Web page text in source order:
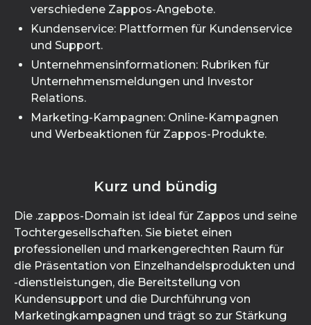
verschiedene Zappos-Angebote.
Kundenservice: Plattformen für Kundenservice
und Support.
Unternehmensinformationen: Rubriken für
Unternehmensmeldungen und Investor
Relations.
Marketing-Kampagnen: Online-Kampagnen
und Werbeaktionen für Zappos-Produkte.
Kurz und bündig
Die .zappos-Domain ist ideal für Zappos und seine
Tochtergesellschaften. Sie bietet einen
professionellen und markengerechten Raum für
die Präsentation von Einzelhandelsprodukten und
-dienstleistungen, die Bereitstellung von
Kundensupport und die Durchführung von
Marketingkampagnen und trägt so zur Stärkung